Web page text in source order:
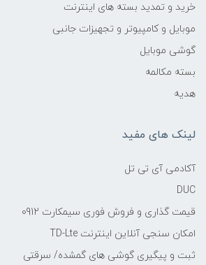
خرید و تمدید بسته های اینترنت
موبایل و کامپیوتر و تجهیزات جانبی
گوشی موبایل
بسته مکالمه
هدیه
لینک های مفید
آکادمی آی تی تل
DUC
قیمت گذاری و فروش فوری سیمکارت 0912
امکان سنجی آنلاین اینترنت TD-Lte
ثبت و پیگیری گوشی های گمشده/ سرقتی